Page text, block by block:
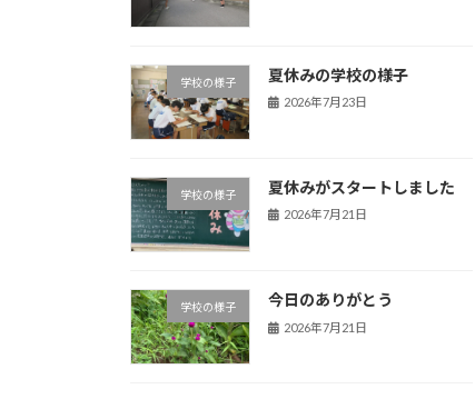
学校の様子 夏休みの学校の様子
2026年7月23日
学校の様子 夏休みがスタートしました
2026年7月21日
学校の様子 今日のありがとう
2026年7月21日